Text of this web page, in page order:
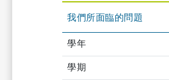
我們所面臨的問題
學年
學期